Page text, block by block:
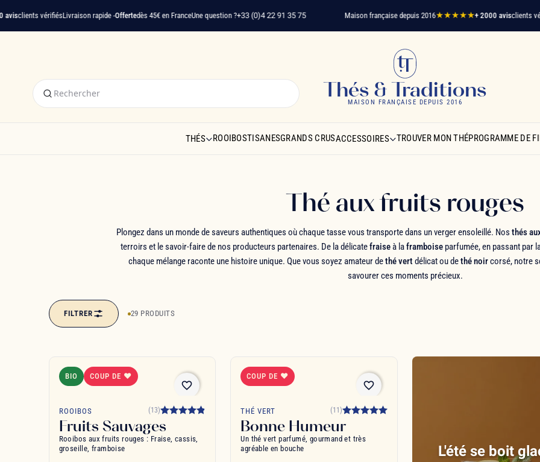
vérifiésLivraison rapide -Offertedès 45€ en France Une question ?+33 (0)4 22 91 35 75 Maison française depuis 2016★★★★★+ 2000 avisclients vérifiés
Thés & Traditions
MAISON FRANÇAISE DEPUIS 2016
THÉS ROOIBOSTISANESGRANDS CRUSACCESSOIRES TROUVER MON THÉPROGRAMME DE
Thé aux fruits rouges
Plongez dans un monde de saveurs authentiques où chaque tasse vous transporte dans un verger ensoleillé. Nos thés
terroirs et le savoir-faire de nos producteurs partenaires. De la délicatefraiseà laframboise parfumée, en passant par
chaque mélange raconte une histoire unique. Que vous soyez amateur dethé vert délicat ou dethé noircorsé, notre
savourer ces moments précieux.
FILTRER 29 PRODUITS
BIO COUP DE ❤
favorite_border
ROOIBOS (13)
Fruits Sauvages
Rooibos aux fruits rouges : Fraise, cassis,
groseille, framboise
COUP DE ❤
favorite_border
THÉ VERT (11)
Bonne Humeur
Un thé vert parfumé, gourmand et très
agréable en bouche
L'été se boit